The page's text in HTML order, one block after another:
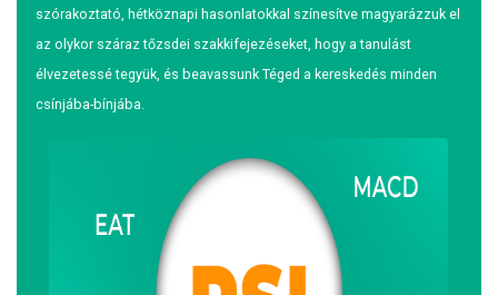
szórakoztató, hétköznapi hasonlatokkal színesítve magyarázzuk el
az olykor száraz tőzsdei szakkifejezéseket, hogy a tanulást
élvezetessé tegyük, és beavassunk Téged a kereskedés minden
csínjába-bínjába.